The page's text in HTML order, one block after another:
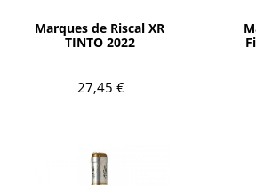
Marques de Riscal XR
TINTO 2022
27,45 €